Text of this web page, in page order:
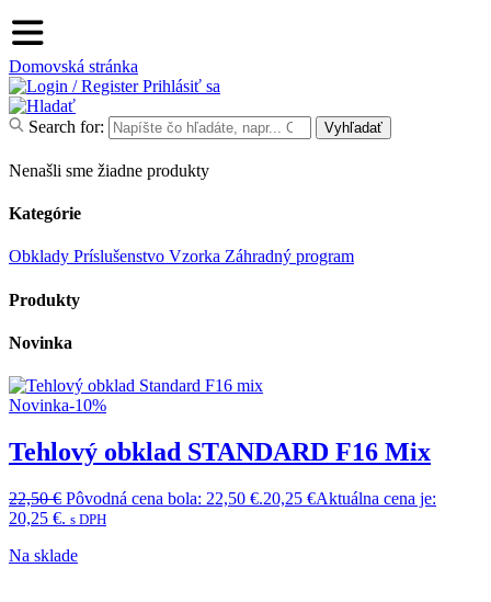
Domovská stránka
Prihlásiť sa
Search for: Vyhľadať
Nenašli sme žiadne produkty
Kategórie
Obklady Príslušenstvo Vzorka Záhradný program
Produkty
Novinka
Novinka-10%
Tehlový obklad STANDARD F16 Mix
22,50€ Pôvodná cena bola: 22,50 €.20,25 €Aktuálna cena je:
20,25 €. s DPH
Na sklade